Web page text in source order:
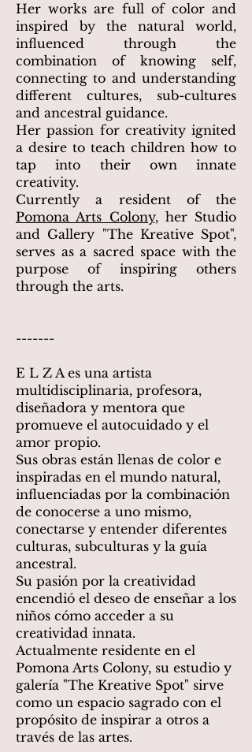
Her works are full of color and
inspired by the natural world,
influenced through the
combination of knowing self,
connecting to and understanding
different cultures, sub-cultures
and ancestral guidance.
Her passion for creativity ignited
a desire to teach children how to
tap into their own innate
creativity.
Currently a resident of the
Pomona Arts Colony, her Studio
and Gallery "The Kreative Spot",
serves as a sacred space with the
purpose of inspiring others
through the arts.
-------
E L Z A es una artista
multidisciplinaria, profesora,
diseñadora y mentora que
promueve el autocuidado y el
amor propio.
Sus obras están llenas de color e
inspiradas en el mundo natural,
influenciadas por la combinación
de conocerse a uno mismo,
conectarse y entender diferentes
culturas, subculturas y la guía
ancestral.
Su pasión por la creatividad
encendió el deseo de enseñar a los
niños cómo acceder a su
creatividad innata.
Actualmente residente en el
Pomona Arts Colony, su estudio y
galería "The Kreative Spot" sirve
como un espacio sagrado con el
propósito de inspirar a otros a
través de las artes.